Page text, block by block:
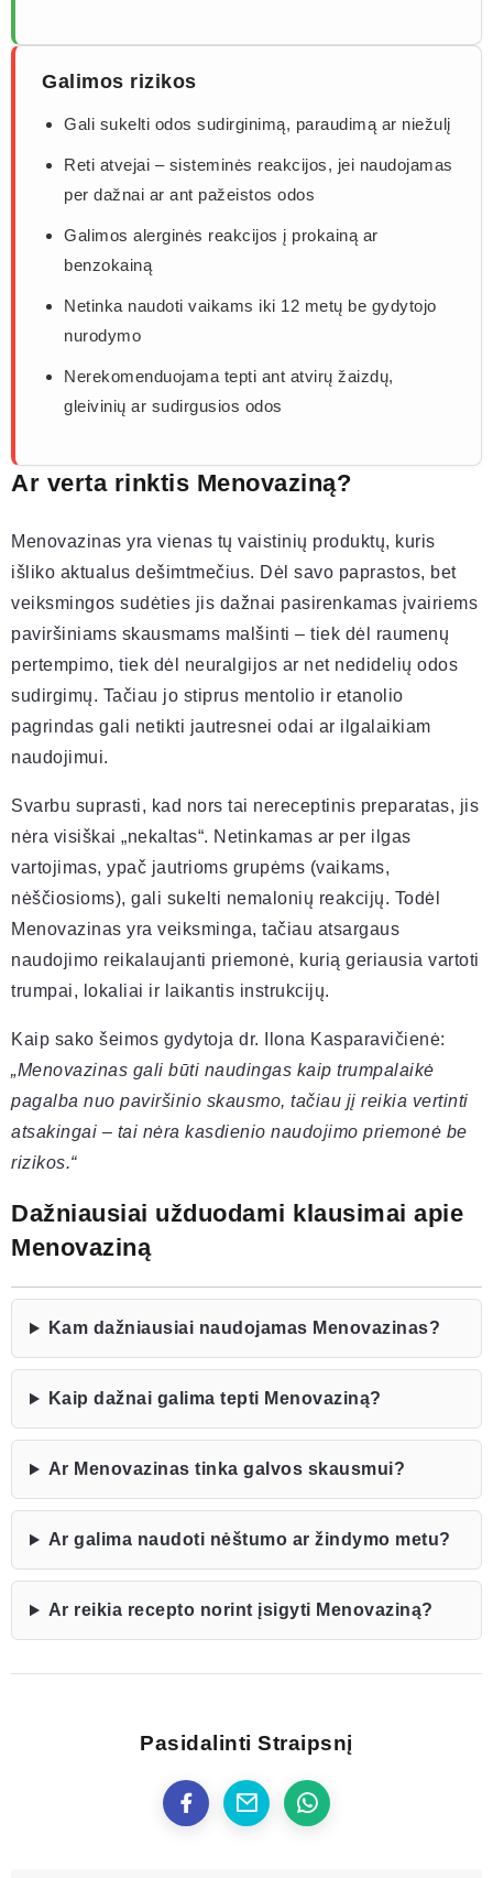
Galimos rizikos
Gali sukelti odos sudirginimą, paraudimą ar niežulį
Reti atvejai – sisteminės reakcijos, jei naudojamas
per dažnai ar ant pažeistos odos
Galimos alerginės reakcijos į prokainą ar
benzokainą
Netinka naudoti vaikams iki 12 metų be gydytojo
nurodymo
Nerekomenduojama tepti ant atvirų žaizdų,
gleivinių ar sudirgusios odos
Ar verta rinktis Menovaziną?
Menovazinas yra vienas tų vaistinių produktų, kuris
išliko aktualus dešimtmečius. Dėl savo paprastos, bet
veiksmingos sudėties jis dažnai pasirenkamas įvairiems
paviršiniams skausmams malšinti – tiek dėl raumenų
pertempimo, tiek dėl neuralgijos ar net nedidelių odos
sudirgimų. Tačiau jo stiprus mentolio ir etanolio
pagrindas gali netikti jautresnei odai ar ilgalaikiam
naudojimui.
Svarbu suprasti, kad nors tai nereceptinis preparatas, jis
nėra visiškai „nekaltas“. Netinkamas ar per ilgas
vartojimas, ypač jautrioms grupėms (vaikams,
nėščiosioms), gali sukelti nemalonių reakcijų. Todėl
Menovazinas yra veiksminga, tačiau atsargaus
naudojimo reikalaujanti priemonė, kurią geriausia vartoti
trumpai, lokaliai ir laikantis instrukcijų.
Kaip sako šeimos gydytoja dr. Ilona Kasparavičienė:
„Menovazinas gali būti naudingas kaip trumpalaikė
pagalba nuo paviršinio skausmo, tačiau jį reikia vertinti
atsakingai – tai nėra kasdienio naudojimo priemonė be
rizikos.“
Dažniausiai užduodami klausimai apie
Menovaziną
Kam dažniausiai naudojamas Menovazinas?
Kaip dažnai galima tepti Menovaziną?
Ar Menovazinas tinka galvos skausmui?
Ar galima naudoti nėštumo ar žindymo metu?
Ar reikia recepto norint įsigyti Menovaziną?
Pasidalinti Straipsnį